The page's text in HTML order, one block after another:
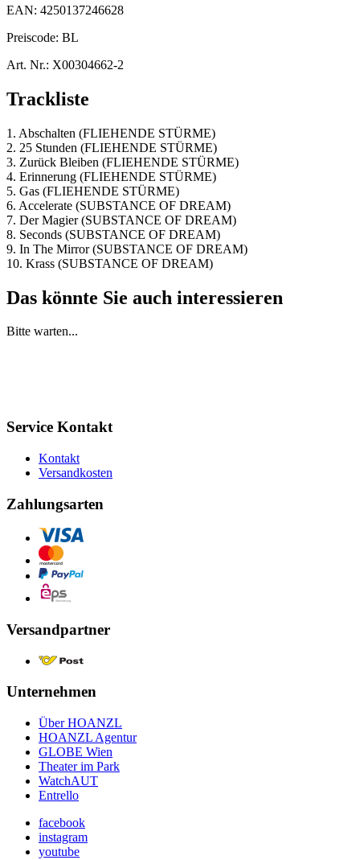
EAN: 4250137246628
Preiscode: BL
Art. Nr.: X00304662-2
Trackliste
1. Abschalten (FLIEHENDE STÜRME)
2. 25 Stunden (FLIEHENDE STÜRME)
3. Zurück Bleiben (FLIEHENDE STÜRME)
4. Erinnerung (FLIEHENDE STÜRME)
5. Gas (FLIEHENDE STÜRME)
6. Accelerate (SUBSTANCE OF DREAM)
7. Der Magier (SUBSTANCE OF DREAM)
8. Seconds (SUBSTANCE OF DREAM)
9. In The Mirror (SUBSTANCE OF DREAM)
10. Krass (SUBSTANCE OF DREAM)
Das könnte Sie auch interessieren
Bitte warten...
Service Kontakt
Kontakt
Versandkosten
Zahlungsarten
Versandpartner
Unternehmen
Über HOANZL
HOANZL Agentur
GLOBE Wien
Theater im Park
WatchAUT
Entrello
facebook
instagram
youtube